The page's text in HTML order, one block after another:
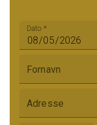
Dato *
Fornavn
Adresse